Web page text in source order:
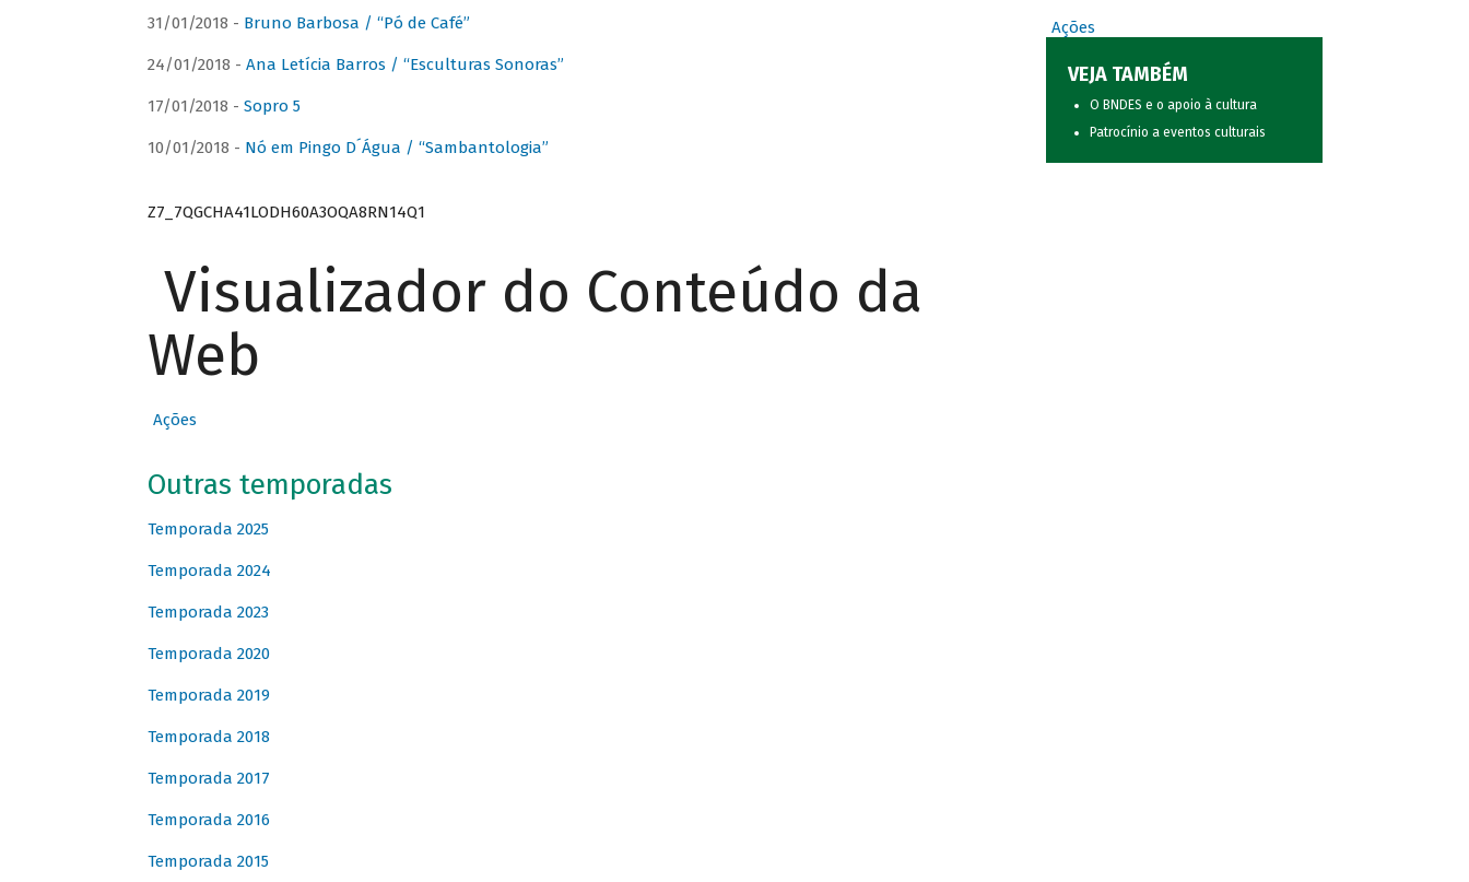
31/01/2018 - Bruno Barbosa / “Pó de Café”
24/01/2018 - Ana Letícia Barros / “Esculturas Sonoras”
17/01/2018 - Sopro 5
10/01/2018 - Nó em Pingo D´Água / “Sambantologia”
Z7_7QGCHA41LODH60A3OQA8RN14Q1
Visualizador do Conteúdo da
Web
Ações
Outras temporadas
Temporada 2025
Temporada 2024
Temporada 2023
Temporada 2020
Temporada 2019
Temporada 2018
Temporada 2017
Temporada 2016
Temporada 2015
Ações
VEJA TAMBÉM
O BNDES e o apoio à cultura
Patrocínio a eventos culturais